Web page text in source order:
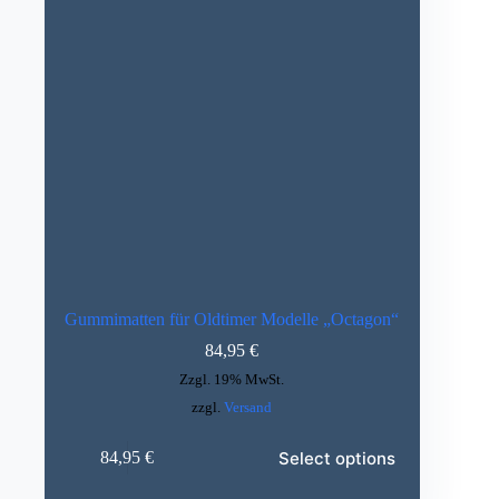
Gummimatten für Oldtimer Modelle „Octagon“
84,95€
Zzgl. 19% MwSt.
zzgl.Versand
84,95€ Select options